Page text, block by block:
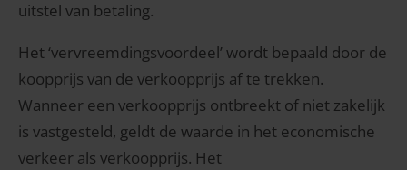
uitstel van betaling.
Het ‘vervreemdingsvoordeel’ wordt bepaald door de
koopprijs van de verkoopprijs af te trekken.
Wanneer een verkoopprijs ontbreekt of niet zakelijk
is vastgesteld, geldt de waarde in het economische
verkeer als verkoopprijs. Het